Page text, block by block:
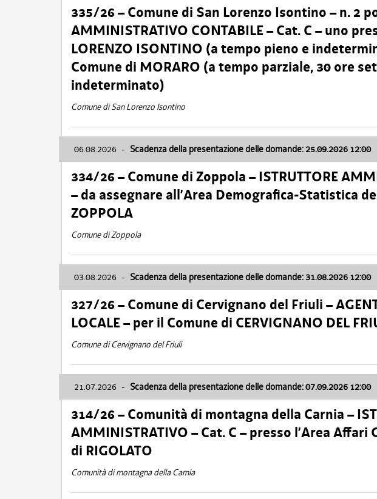
335/26 – Comune di San Lorenzo Isontino – n. 2
AMMINISTRATIVO CONTABILE – Cat. C – uno
LORENZO ISONTINO (a tempo pieno e
Comune di MORARO (a tempo parziale, 30 ore
indeterminato)
Comune di San Lorenzo Isontino
06.08.2026 - Scadenza della presentazione delle domande: 25.09.2026 12:00
334/26 – Comune di Zoppola – ISTRUTTORE
– da assegnare all’Area Demografica-Statistica
ZOPPOLA
Comune di Zoppola
03.08.2026 - Scadenza della presentazione delle domande: 31.08.2026 12:00
327/26 – Comune di Cervignano del Friuli –
LOCALE – per il Comune di CERVIGNANO DEL
Comune di Cervignano del Friuli
21.07.2026 - Scadenza della presentazione delle domande: 07.09.2026 12:00
314/26 – Comunità di montagna della Carnia –
AMMINISTRATIVO – Cat. C – presso l’Area Affari
di RIGOLATO
Comunità di montagna della Carnia